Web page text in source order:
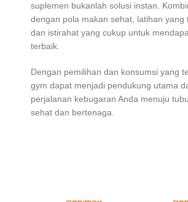
suplemen bukanlah solusi instan.
dengan pola makan sehat, latihan yang
dan istirahat yang cukup untuk
terbaik.
Dengan pemilihan dan konsumsi yang
gym dapat menjadi pendukung utama
perjalanan kebugaran Anda menuju
sehat dan bertenaga.